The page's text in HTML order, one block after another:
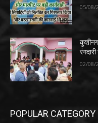
05/08/
02/08/
POPULAR CATEGORY